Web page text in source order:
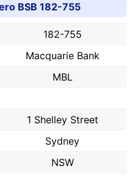
BSB 182-755
182-755
Macquarie Bank
MBL
1 Shelley Street
Sydney
NSW